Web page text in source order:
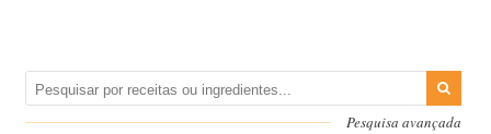
Pesquisa avançada